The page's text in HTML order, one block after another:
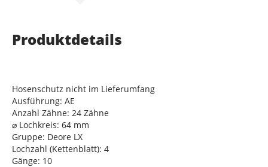
Produktdetails
Hosenschutz nicht im Lieferumfang
Ausführung: AE
Anzahl Zähne: 24 Zähne
⌀ Lochkreis: 64 mm
Gruppe: Deore LX
Lochzahl (Kettenblatt): 4
Gänge: 10